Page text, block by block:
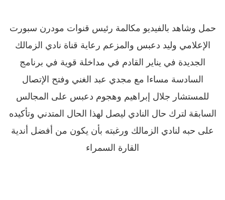
حمل وشاهد بالفيديو مكالمة رئيس قنوات مودرن سبورت
الإعلامي وليد دعبس والمزعم رعاية قناة نادي الزمالك
الجديدة في يناير القادم في مداخلة قوية في برنامج
السادسة مساءا مع مجدي عبد الغني وفتح الإتصال
للمستشار جلال إبراهيم وهجوم دعبس على المجالس
السابقة لترك حال النادي ليصل لهذا الحال المتدني وتأكيده
على حبه لنادي الزمالك ورغبته بأن يكون من أفضل أندية
القارة السمراء